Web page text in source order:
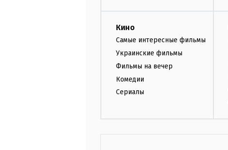
Кино
Самые интересные фильмы
Украинские фильмы
Фильмы на вечер
Комедии
Сериалы